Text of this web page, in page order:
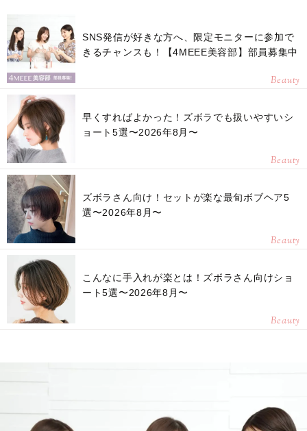
SNS発信が好きな方へ、限定モニターに参加で
きるチャンスも！【4MEEE美容部】部員募集中
Beauty
早くすればよかった！ズボラでも扱いやすいシ
ョート5選〜2026年8月〜
Beauty
ズボラさん向け！セットが楽な最旬ボブヘア5
選〜2026年8月〜
Beauty
こんなに手入れが楽とは！ズボラさん向けショ
ート5選〜2026年8月〜
Beauty